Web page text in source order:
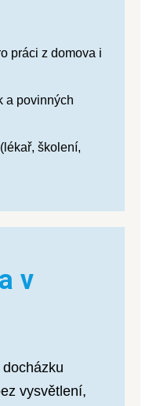
práci z domova i
a povinných
školení,
v
vysvětlení,